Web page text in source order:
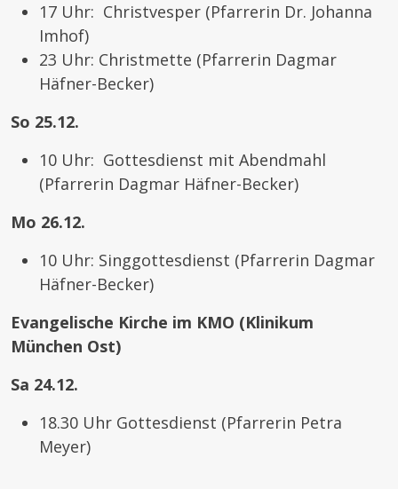
17 Uhr: Christvesper (Pfarrerin Dr. Johanna
Imhof)
23 Uhr: Christmette (Pfarrerin Dagmar
Häfner-Becker)
So 25.12.
10 Uhr: Gottesdienst mit Abendmahl
(Pfarrerin Dagmar Häfner-Becker)
Mo 26.12.
10 Uhr: Singgottesdienst (Pfarrerin Dagmar
Häfner-Becker)
Evangelische Kirche im KMO (Klinikum
München Ost)
Sa 24.12.
18.30 Uhr Gottesdienst (Pfarrerin Petra
Meyer)